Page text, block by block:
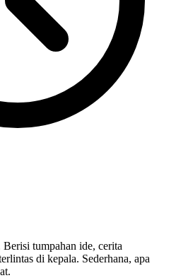
tumpahan ide, cerita
di kepala. Sederhana, apa